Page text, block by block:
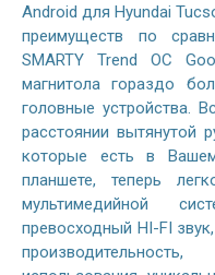
Android для Hyundai
преимуществ по
SMARTY Trend ОС
магнитола гораздо
головные устройства.
расстоянии вытянутой
которые есть в
планшете, теперь
мультимедийной
превосходный HI-FI